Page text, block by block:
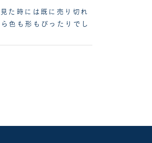
た時には既に売り切れ
色も形もぴったりでし